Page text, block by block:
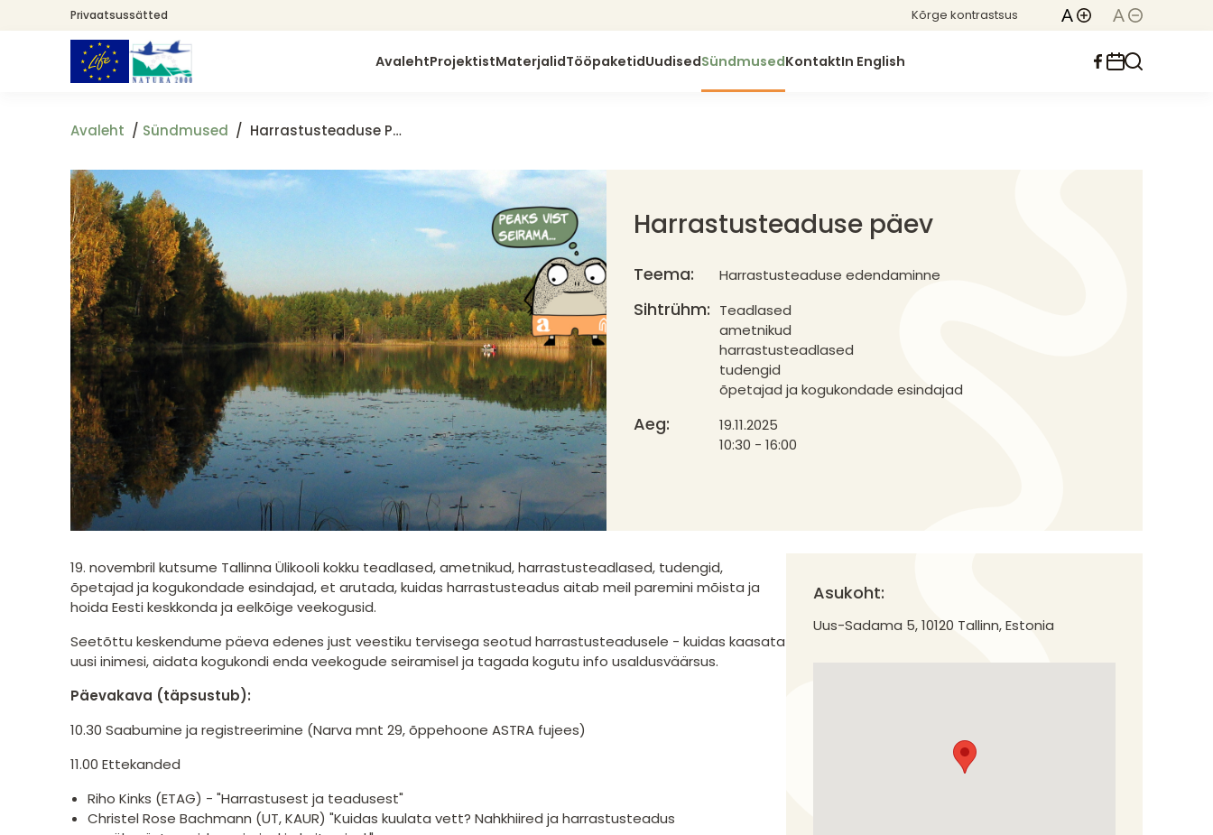
edasi
Privaatsussätted Kõrge kontrastsus
AvalehtProjektistMaterjalidTööpaketidUudisedSündmusedKontaktIn English
Avaleht Sündmused Harrastusteaduse Päev
Harrastusteaduse päev
Teema: Harrastusteaduse edendaminne
Sihtrühm: Teadlased
ametnikud
harrastusteadlased
tudengid
õpetajad ja kogukondade esindajad
Aeg:
19.11.2025
10:30 - 16:00
19. novembril kutsume Tallinna Ülikooli kokku teadlased, ametnikud, harrastusteadlased, tudengid,
õpetajad ja kogukondade esindajad, et arutada, kuidas harrastusteadus aitab meil paremini mõista ja
hoida Eesti keskkonda ja eelkõige veekogusid.
Seetõttu keskendume päeva edenes just veestiku tervisega seotud harrastusteadusele - kuidas kaasata
uusi inimesi, aidata kogukondi enda veekogude seiramisel ja tagada kogutu info usaldusväärsus.
Päevakava (täpsustub):
10.30 Saabumine ja registreerimine (Narva mnt 29, õppehoone ASTRA fujees)
11.00 Ettekanded
Riho Kinks (ETAG) - "Harrastusest ja teadusest"
Christel Rose Bachmann (UT, KAUR) "Kuidas kuulata vett? Nahkhiired ja harrastusteadus
Asukoht:
Uus-Sadama 5, 10120 Tallinn, Estonia